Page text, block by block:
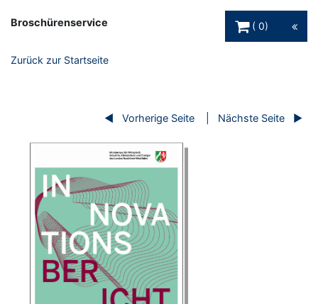
Broschürenservice
0
Zurück zur Startseite
Vorherige Seite Nächste Seite